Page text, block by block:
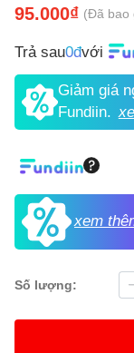
95.000₫ (Đã bao
Trả sau0đvới
Giảm giá
Fundiin.
xem
Số lượng: